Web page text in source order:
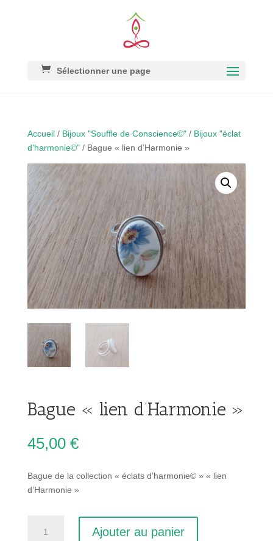
Sélectionner une page
Accueil/ Bijoux "Souffle de Conscience©"/ Bijoux "éclat
d'harmonie©"/ Bague « lien d’Harmonie »
Bague « lien d’Harmonie »
45,00 €
Bague de la collection « éclats d’harmonie© » « lien
d’Harmonie »
Ajouter au panier